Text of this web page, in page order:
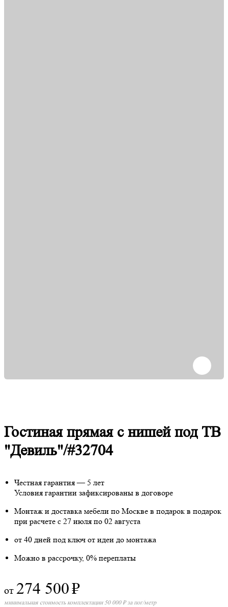
Гостиная прямая с нишей под ТВ
"Девиль"/#32704
Честная гарантия — 5 лет
Условия гарантии зафиксированы в договоре
Монтаж и доставка мебели по Москве в подарок в подарок
при расчете с 27 июля по 02 августа
от 40 дней под ключ от идеи до монтажа
Можно в рассрочку, 0% переплаты
от 274 500₽
минимальная стоимость комплектации 50 000 ₽ за пог/метр